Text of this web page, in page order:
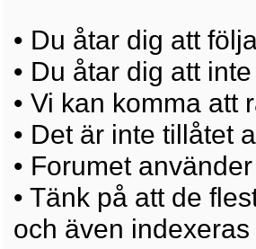
• Du åtar dig att
• Du åtar dig att
• Vi kan komma att
• Det är inte tillåtet
• Forumet
• Tänk på att de
och även